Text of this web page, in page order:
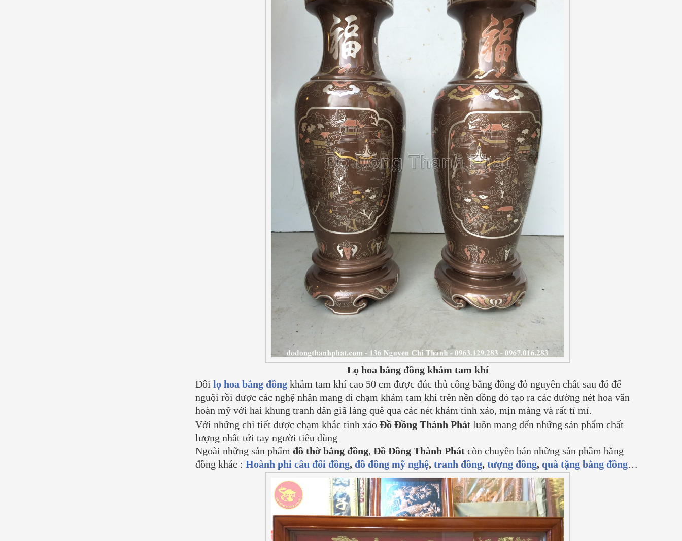
Lọ hoa bằng đồng khảm tam khí
Đôi lọ hoa bằng đồngkhảm tam khí cao 50 cm được đúc thủ công bằng đồng đỏ nguyên chất sau đó để
nguội rồi được các nghệ nhân mang đi chạm khảm tam khí trên nền đồng đỏ tạo ra các đường nét hoa văn
hoàn mỹ với hai khung tranh dân giã làng quê qua các nét khảm tinh xảo, mịn màng và rất tỉ mỉ.
Với những chi tiết được chạm khắc tinh xảo Đồ Đồng Thành Phát luôn mang đến những sản phẩm chất
lượng nhất tới tay người tiêu dùng
Ngoài những sản phẩm đồ thờ bằng đồng, Đồ Đồng Thành Phátcòn chuyên bán những sản phầm bằng
đồng khác : Hoành phi câu đối đồng, đồ đồng mỹ nghệ, tranh đồng,tượng đồng, quà tặng bằng đồng…